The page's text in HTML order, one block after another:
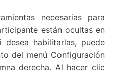
necesarias para
están ocultas en
habilitarlas, puede
del menú Configuración
derecha. Al hacer clic